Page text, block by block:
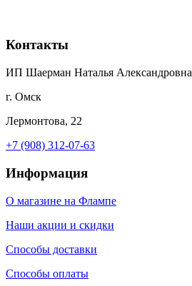
Контакты
ИП Шаерман Наталья Александровна
г. Омск
Лермонтова, 22
+7 (908) 312-07-63
Информация
О магазине на Флампе
Наши акции и скидки
Способы доставки
Способы оплаты